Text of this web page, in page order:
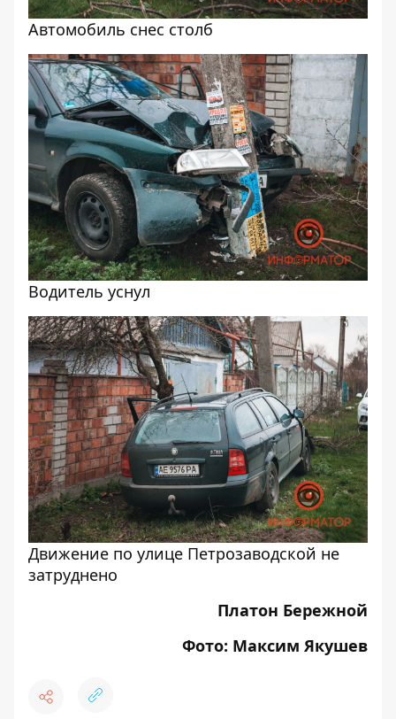
Автомобиль снес столб
Водитель уснул
Движение по улице Петрозаводской не
затруднено
Платон Бережной
Фото: Максим Якушев